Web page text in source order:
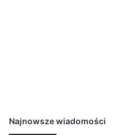
Najnowsze wiadomości